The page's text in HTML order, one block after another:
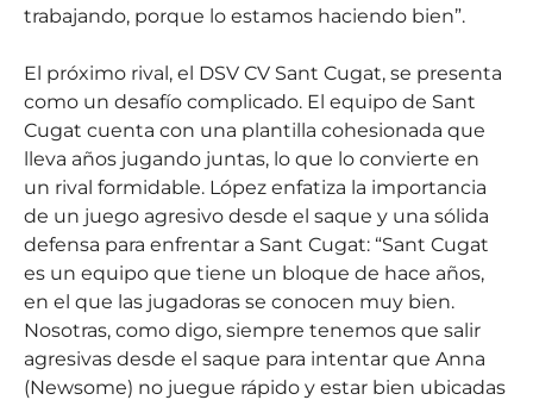
trabajando, porque lo estamos haciendo bien”.
El próximo rival, el DSV CV Sant Cugat, se presenta
como un desafío complicado. El equipo de Sant
Cugat cuenta con una plantilla cohesionada que
lleva años jugando juntas, lo que lo convierte en
un rival formidable. López enfatiza la importancia
de un juego agresivo desde el saque y una sólida
defensa para enfrentar a Sant Cugat: “Sant Cugat
es un equipo que tiene un bloque de hace años,
en el que las jugadoras se conocen muy bien.
Nosotras, como digo, siempre tenemos que salir
agresivas desde el saque para intentar que Anna
(Newsome) no juegue rápido y estar bien ubicadas